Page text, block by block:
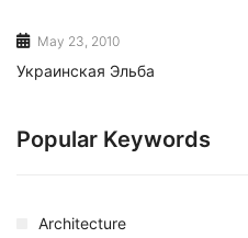
May 23, 2010
Украинская Эльба
Popular Keywords
Architecture